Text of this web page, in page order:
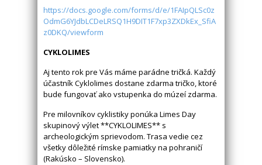
https://docs.google.com/forms/d/e/1FAIpQLSc0z
OdmG6YJdbLCDeLRSQ1H9DIT1F7xp3ZXDkEx_SfiA
z0DKQ/viewform
CYKLOLIMES
Aj tento rok pre Vás máme parádne tričká. Každý
účastník Cyklolimes dostane zdarma tričko, ktoré
bude fungovať ako vstupenka do múzeí zdarma.
Pre milovníkov cyklistiky ponúka Limes Day
skupinový výlet **CYKLOLIMES** s
archeologickým sprievodom. Trasa vedie cez
všetky dôležité rímske pamiatky na pohraničí
(Rakúsko – Slovensko).